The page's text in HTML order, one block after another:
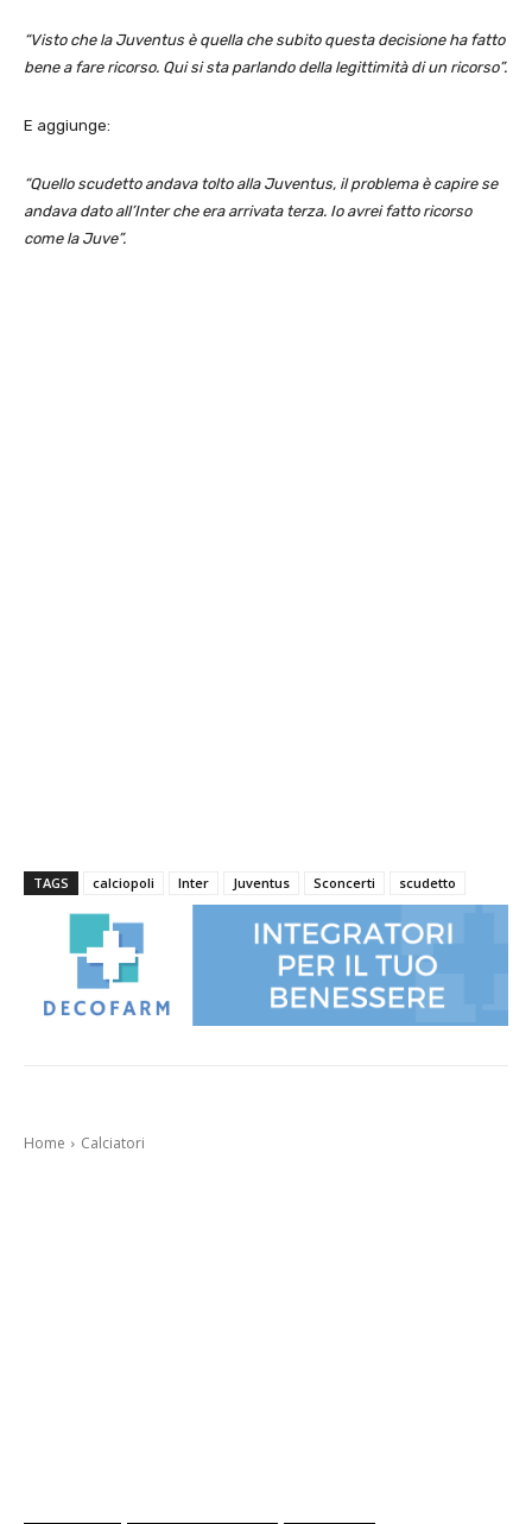
“Visto che la Juventus è quella che subito questa decisione ha fatto
bene a fare ricorso. Qui si sta parlando della legittimità di un ricorso”.
E aggiunge:
“Quello scudetto andava tolto alla Juventus, il problema è capire se
andava dato all’Inter che era arrivata terza. Io avrei fatto ricorso
come la Juve”.
TAGS calciopoli Inter Juventus Sconcerti scudetto